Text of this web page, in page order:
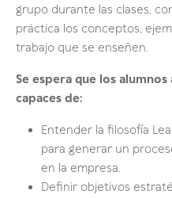
grupo durante las clases,
práctica los conceptos,
trabajo que se enseñen.
Se espera que los
capaces de:
Entender la filosofía
para generar un
en la empresa.
Definir objetivos